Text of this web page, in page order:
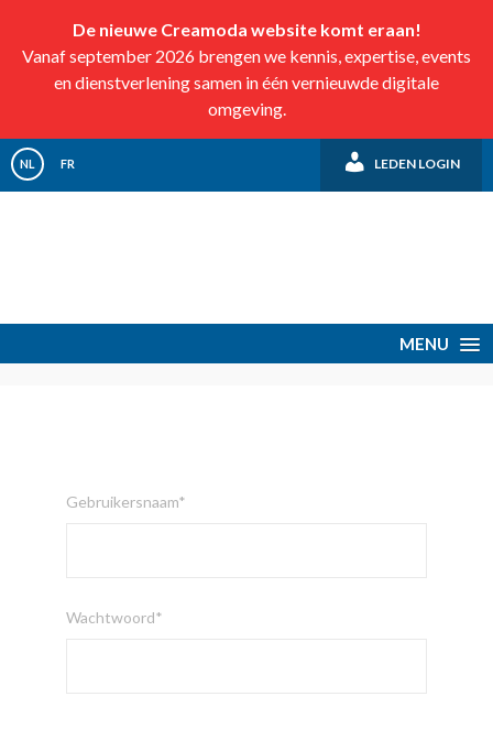
De nieuwe Creamoda website komt eraan!
Vanaf september 2026 brengen we kennis, expertise, events
en dienstverlening samen in één vernieuwde digitale
omgeving.
NL FR LEDEN LOGIN
MENU
Gebruikersnaam*
Wachtwoord*